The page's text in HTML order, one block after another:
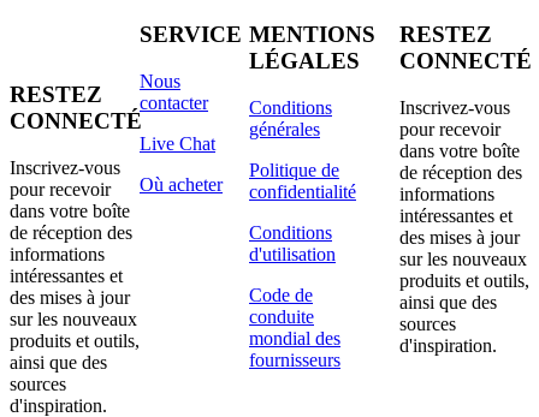
RESTEZ
CONNECTÉ
Inscrivez-vous
pour recevoir
dans votre boîte
de réception des
informations
intéressantes et
des mises à jour
sur les nouveaux
produits et outils,
ainsi que des
sources
d'inspiration.
SERVICE
Nous
contacter
Live Chat
Où acheter
MENTIONS
LÉGALES
Conditions
générales
Politique de
confidentialité
Conditions
d'utilisation
Code de
conduite
mondial des
fournisseurs
RESTEZ
CONNECTÉ
Inscrivez-vous
pour recevoir
dans votre boîte
de réception des
informations
intéressantes et
des mises à jour
sur les nouveaux
produits et outils,
ainsi que des
sources
d'inspiration.